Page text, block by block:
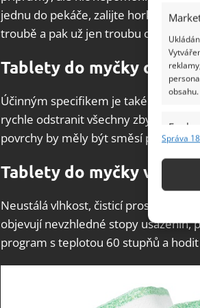
obsahu.
Funkce
Správa
jednu do pekáče, zalijte horkou
troubě a pak už jen troubu
Tablety do myčky
Účinným specifikem je také tableta
rychle odstranit všechny zbytky
povrchy by měly být směsí pečlivě
Tablety do myčky vyčistí
Neustálá vlhkost, čisticí prostředky a
objevují nevzhledné stopy usazenin,
program s teplotou 60 stupňů a